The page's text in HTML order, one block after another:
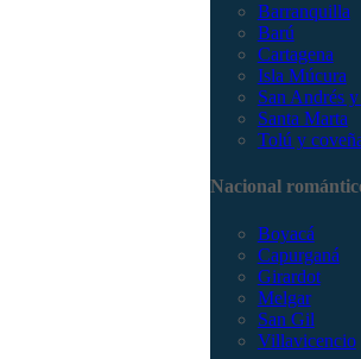
Barranquilla
Barú
Cartagena
Isla Múcura
San Andrés
Santa Marta
Tolú y
Nacional
Boyacá
Capurganá
Girardot
Melgar
San Gil
Villavicencio